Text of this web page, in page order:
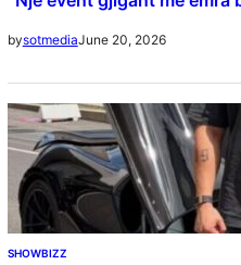
bysotmediaJune 20, 2026
SHOWBIZZ